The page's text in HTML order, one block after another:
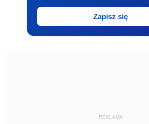
Zapisz się
REKLAMA